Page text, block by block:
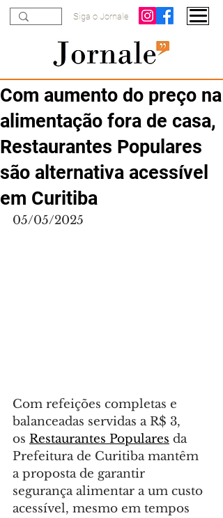
Siga o Jornale
Com aumento do preço na
alimentação fora de casa,
Restaurantes Populares
são alternativa acessível
em Curitiba
05/05/2025
Com refeições completas e
balanceadas servidas a R$ 3,
os Restaurantes Populares da
Prefeitura de Curitiba mantêm
a proposta de garantir
segurança alimentar a um custo
acessível, mesmo em tempos